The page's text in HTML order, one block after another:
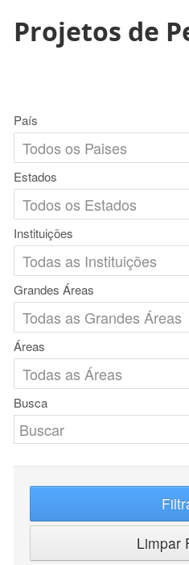
Projetos de
País
Estados
Instituições
Grandes Áreas
Áreas
Busca
Limpar